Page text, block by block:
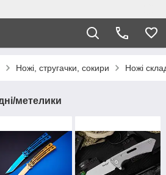
Ножі, стругачки, сокири Ножі
метелики